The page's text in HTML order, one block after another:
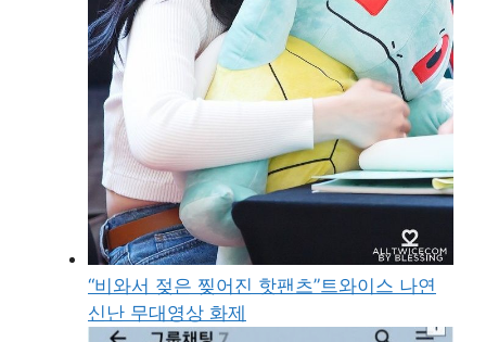
“비와서 젖은 찢어진 핫팬츠”트와이스 나연
신난 무대영상 화제